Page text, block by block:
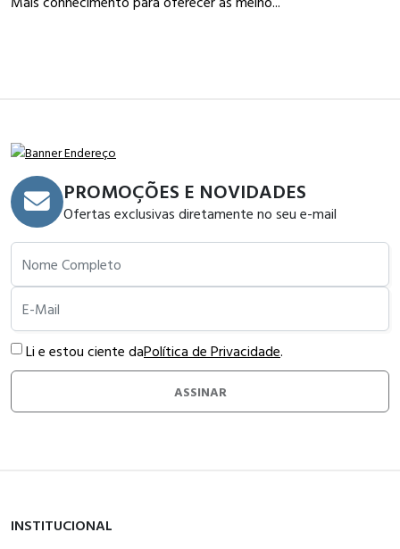
PROMOÇÕES E NOVIDADES
Ofertas exclusivas diretamente no seu e-mail
Nome Completo
E-Mail
Li e estou ciente daPolítica de Privacidade.
ASSINAR
INSTITUCIONAL